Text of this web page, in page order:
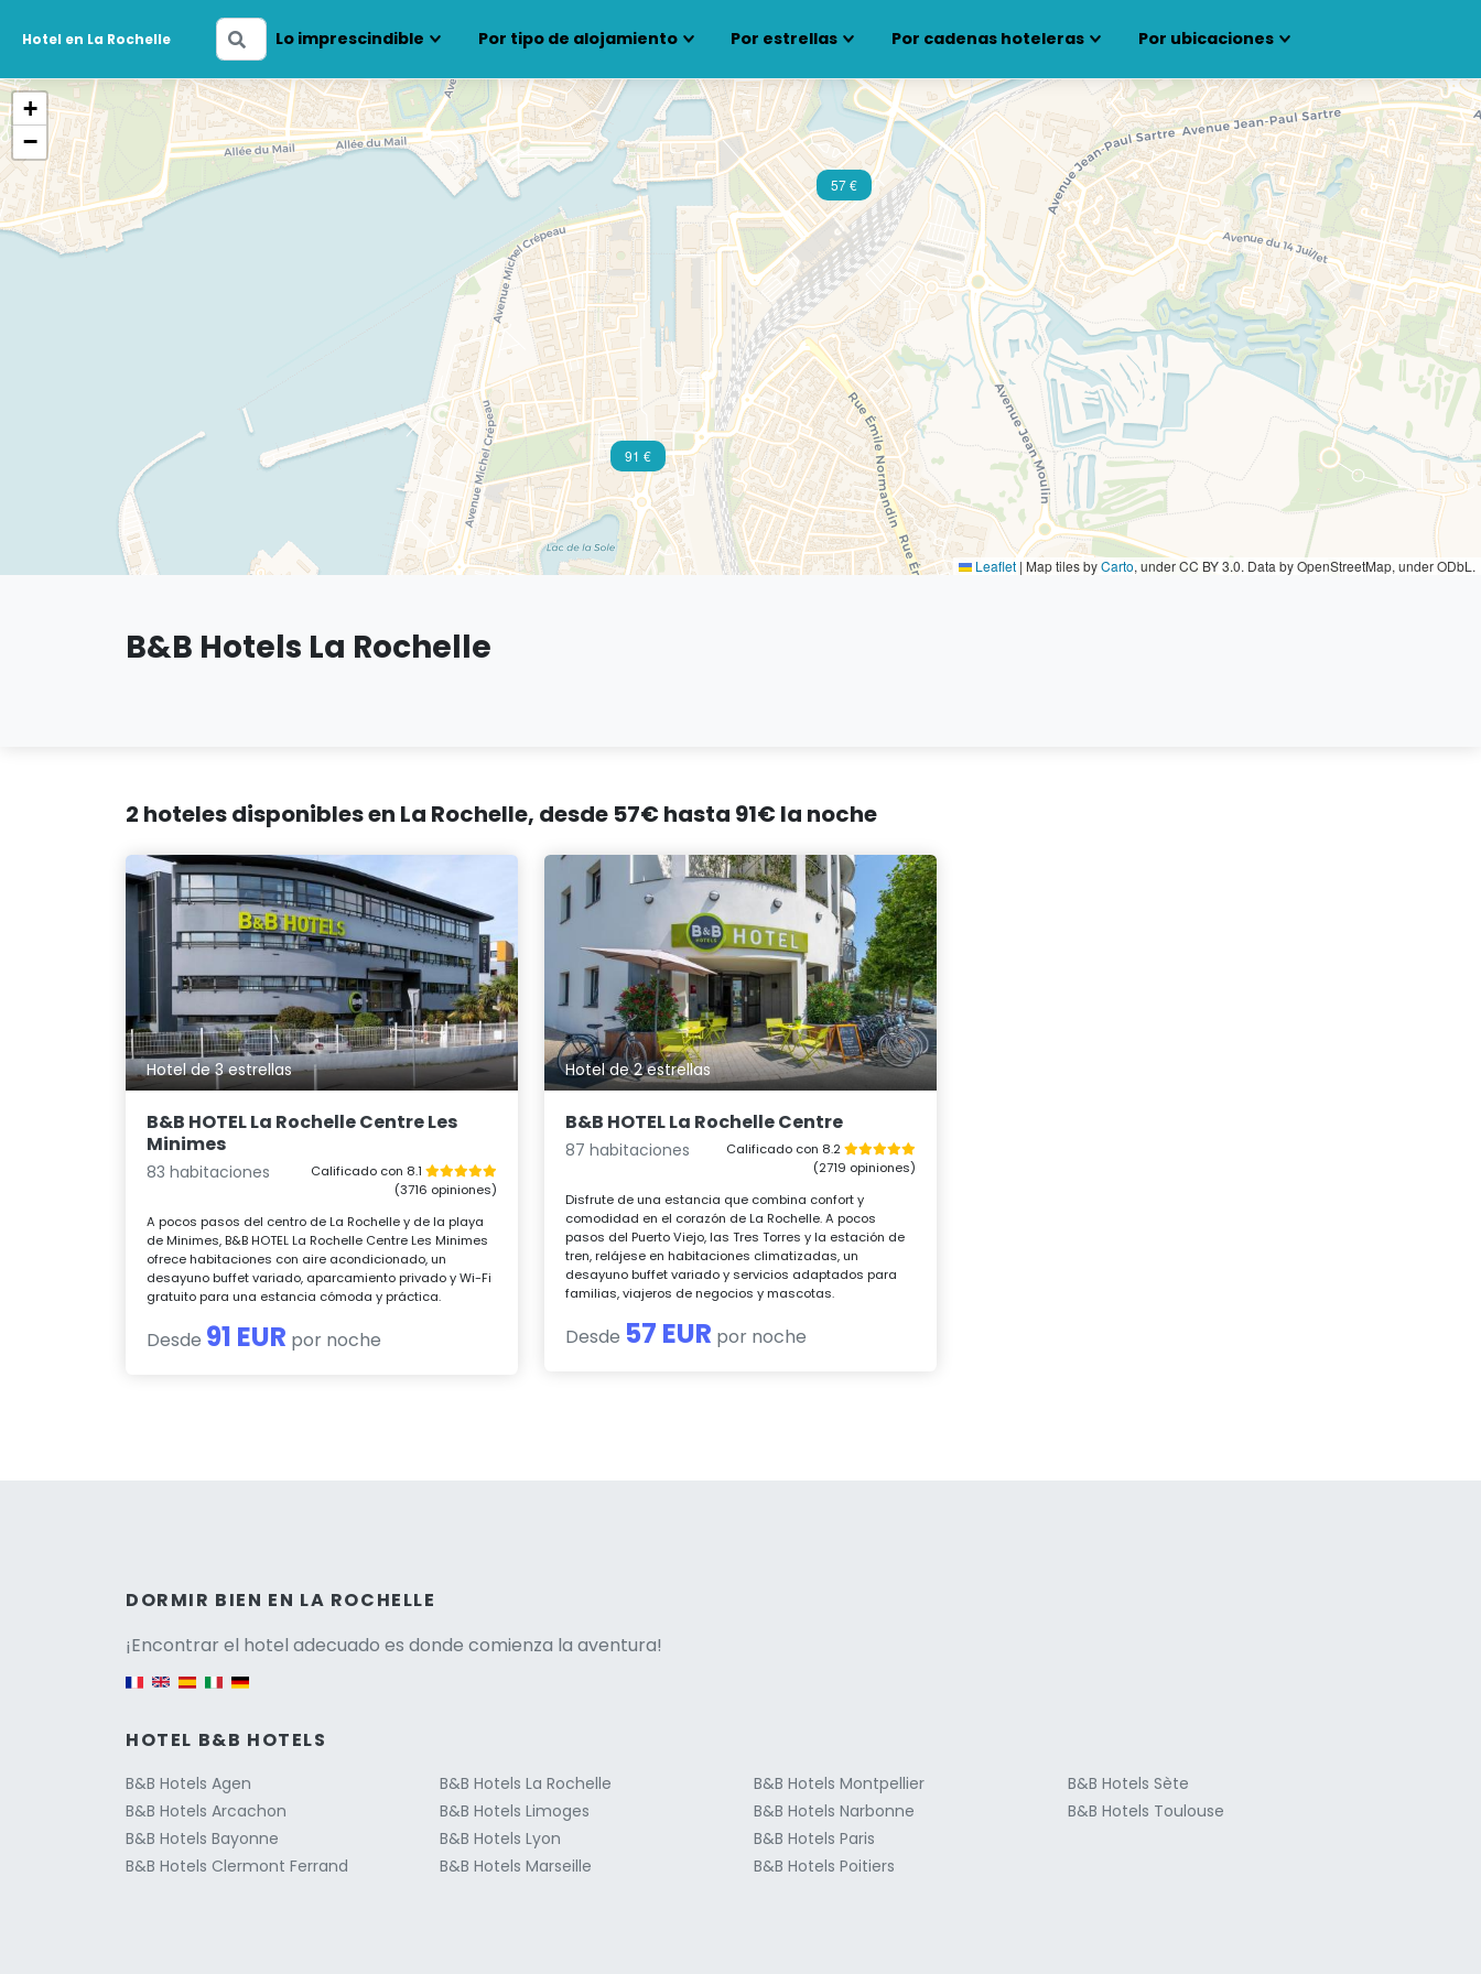
Hotel en La Rochelle
Ingresa
tus
fechas
Lo imprescindible Por tipo de alojamiento Por estrellas Por cadenas hoteleras Por ubicaciones
91 €
57 €
+
−
Leaflet | Map tiles byCarto, under CC BY 3.0. Data by OpenStreetMap, under ODbL.
B&B Hotels La Rochelle
2 hoteles disponibles en La Rochelle, desde 57€ hasta 91€ la noche
Hotel de 3 estrellas
B&B HOTEL La Rochelle Centre Les
Minimes
83 habitaciones
Calificado con 8.1
(3716 opiniones)
A pocos pasos del centro de La Rochelle y de la playa
de Minimes, B&B HOTEL La Rochelle Centre Les Minimes
ofrece habitaciones con aire acondicionado, un
desayuno buffet variado, aparcamiento privado y Wi-Fi
gratuito para una estancia cómoda y práctica.
Desde 91 EUR por noche
Hotel de 2 estrellas
B&B HOTEL La Rochelle Centre
87 habitaciones
Calificado con 8.2
(2719 opiniones)
Disfrute de una estancia que combina confort y
comodidad en el corazón de La Rochelle. A pocos
pasos del Puerto Viejo, las Tres Torres y la estación de
tren, relájese en habitaciones climatizadas, un
desayuno buffet variado y servicios adaptados para
familias, viajeros de negocios y mascotas.
Desde 57 EUR por noche
DORMIR BIEN EN LA ROCHELLE
¡Encontrar el hotel adecuado es donde comienza la aventura!
Versione italiana
HOTEL B&B HOTELS
B&B Hotels Agen
B&B Hotels Arcachon
B&B Hotels Bayonne
B&B Hotels Clermont Ferrand
B&B Hotels La Rochelle
B&B Hotels Limoges
B&B Hotels Lyon
B&B Hotels Marseille
B&B Hotels Montpellier
B&B Hotels Narbonne
B&B Hotels Paris
B&B Hotels Poitiers
B&B Hotels Sète
B&B Hotels Toulouse